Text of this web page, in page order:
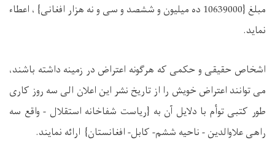
مبلغ {10639000 ده میلیون و ششصد و سی و نه هزار افغانی} ، اعطاء
نماید.
اشخاص حقیقی و حکمی که هرگونه اعتراض در زمینه داشته باشند،
می توانند اعتراض خویش را از تاریخ نشر این اعلان الی سه روز کاری
طور کتبی توأم با دلایل آن به {ریاست شفاخانه استقلال - واقع سه
راهی علاوالدین - ناحیه ششم- کابل- افغانستان} ارائه نمایند.